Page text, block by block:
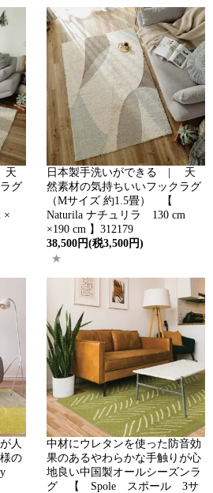
天
グ
×
日本製手洗いができる | 天
然素材の気持ちいいフックラグ
（Mサイズ 約1.5畳） 【
Naturila ナチュリラ 130 cm
×190 cm 】312179
38,500円(税3,500円)
人
の
中材にウレタンを使った防音効
果のあるやわらかな手触りが心
地良い中国製オールシーズンラ
グ 【 Spole スポール 3サ